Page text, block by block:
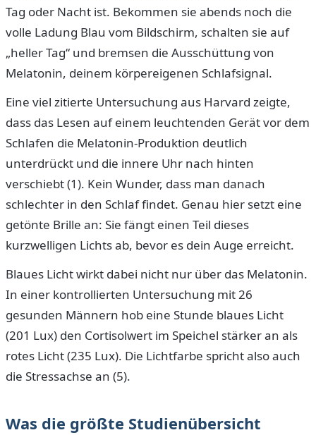
Tag oder Nacht ist. Bekommen sie abends noch die
volle Ladung Blau vom Bildschirm, schalten sie auf
„heller Tag“ und bremsen die Ausschüttung von
Melatonin, deinem körpereigenen Schlafsignal.
Eine viel zitierte Untersuchung aus Harvard zeigte,
dass das Lesen auf einem leuchtenden Gerät vor dem
Schlafen die Melatonin-Produktion deutlich
unterdrückt und die innere Uhr nach hinten
verschiebt (1). Kein Wunder, dass man danach
schlechter in den Schlaf findet. Genau hier setzt eine
getönte Brille an: Sie fängt einen Teil dieses
kurzwelligen Lichts ab, bevor es dein Auge erreicht.
Blaues Licht wirkt dabei nicht nur über das Melatonin.
In einer kontrollierten Untersuchung mit 26
gesunden Männern hob eine Stunde blaues Licht
(201 Lux) den Cortisolwert im Speichel stärker an als
rotes Licht (235 Lux). Die Lichtfarbe spricht also auch
die Stressachse an (5).
Was die größte Studienübersicht